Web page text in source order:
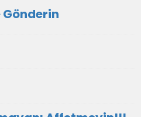
Gönderin